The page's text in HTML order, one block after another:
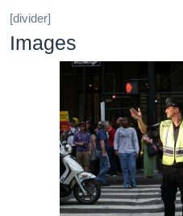
[divider]
Images